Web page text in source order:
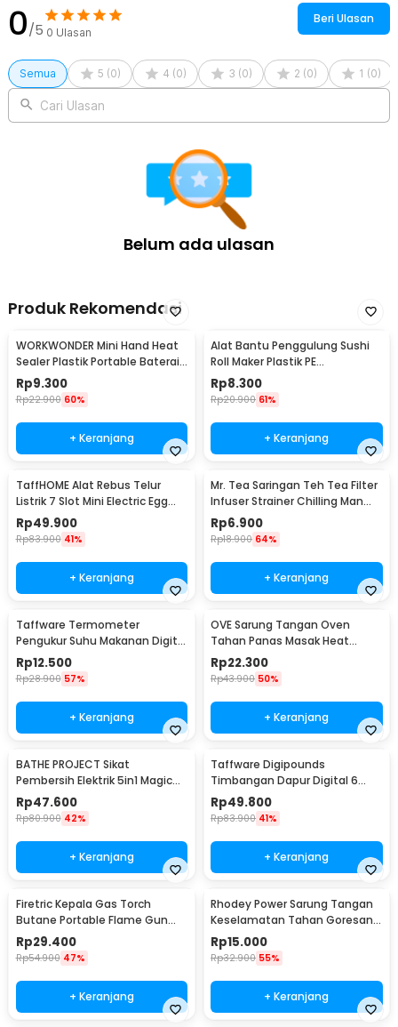
0/5 0 Ulasan
Beri Ulasan
Semua 5 (0) 4 (0) 3 (0) 2 (0) 1 (0)
Cari Ulasan
Belum ada ulasan
Produk Rekomendasi
WORKWONDER Mini Hand Heat
Sealer Plastik Portable Baterai
AA - LX2000A
Rp9.300
Rp22.900 60%
+ Keranjang
Alat Bantu Penggulung Sushi
Roll Maker Plastik PE
22x20.5x0.1cm - E1119
Rp8.300
Rp20.900 61%
+ Keranjang
TaffHOME Alat Rebus Telur
Listrik 7 Slot Mini Electric Egg
Cooker 350W - YS-203
Rp49.900
Rp83.900 41%
+ Keranjang
Mr. Tea Saringan Teh Tea Filter
Infuser Strainer Chilling Man
Silicon - MR03
Rp6.900
Rp18.900 64%
+ Keranjang
Taffware Termometer
Pengukur Suhu Makanan Digital
Daging Kopi Susu - TP101
Rp12.500
Rp28.900 57%
+ Keranjang
OVE Sarung Tangan Oven
Tahan Panas Masak Heat
Resistant Gloves - 540F
Rp22.300
Rp43.900 50%
+ Keranjang
BATHE PROJECT Sikat
Pembersih Elektrik 5in1 Magic
Brush Rechargeable - WQ8110
Rp47.600
Rp80.900 42%
+ Keranjang
Taffware Digipounds
Timbangan Dapur Digital 6
Satuan 1kg 0.1g - i2000
Rp49.800
Rp83.900 41%
+ Keranjang
Firetric Kepala Gas Torch
Butane Portable Flame Gun
Adjustable - 807
Rp29.400
Rp54.900 47%
+ Keranjang
Rhodey Power Sarung Tangan
Keselamatan Tahan Goresan
Pisau - EN388
Rp15.000
Rp32.900 55%
+ Keranjang